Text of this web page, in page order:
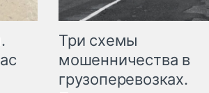
Три схемы
мошенничества в
грузоперевозках.